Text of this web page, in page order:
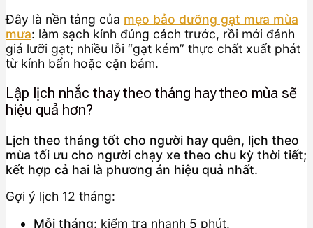
Đây là nền tảng của mẹo bảo dưỡng gạt mưa mùa
mưa: làm sạch kính đúng cách trước, rồi mới đánh
giá lưỡi gạt; nhiều lỗi “gạt kém” thực chất xuất phát
từ kính bẩn hoặc cặn bám.
Lập lịch nhắc thay theo tháng hay theo mùa sẽ
hiệu quả hơn?
Lịch theo tháng tốt cho người hay quên, lịch theo
mùa tối ưu cho người chạy xe theo chu kỳ thời tiết;
kết hợp cả hai là phương án hiệu quả nhất.
Gợi ý lịch 12 tháng:
Mỗi tháng: kiểm tra nhanh 5 phút.